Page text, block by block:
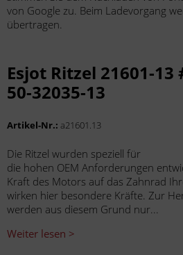
von Google zu. Beim Ladevorgang
übertragen.
Esjot Ritzel 21601-13
50-32035-13
Artikel-Nr.: a21601.13
Die Ritzel wurden speziell für
die hohen OEM Anforderungen
Kraft des Motors auf das Zahnrad
wirken hier besondere Kräfte. Zur
werden aus diesem Grund nur...
Weiter lesen >